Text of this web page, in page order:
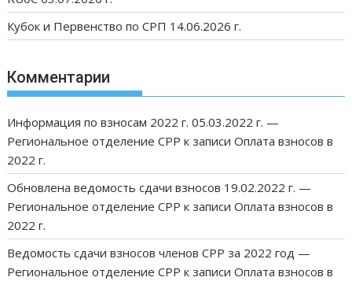
Кубок и Первенство по СРП 14.06.2026 г.
Комментарии
Информация по взносам 2022 г. 05.03.2022 г. —
Региональное отделение СРР к записиОплата взносов в
2022 г.
Обновлена ведомость сдачи взносов 19.02.2022 г. —
Региональное отделение СРР к записиОплата взносов в
2022 г.
Ведомость сдачи взносов членов СРР за 2022 год —
Региональное отделение СРР к записиОплата взносов в